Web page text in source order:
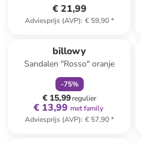
€ 21,99
Adviesprijs (AVP): € 59,90*
billowy
Sandalen "Rosso" oranje
-75%
€ 15,99regulier
€ 13,99 met family
Adviesprijs (AVP): € 57,90*